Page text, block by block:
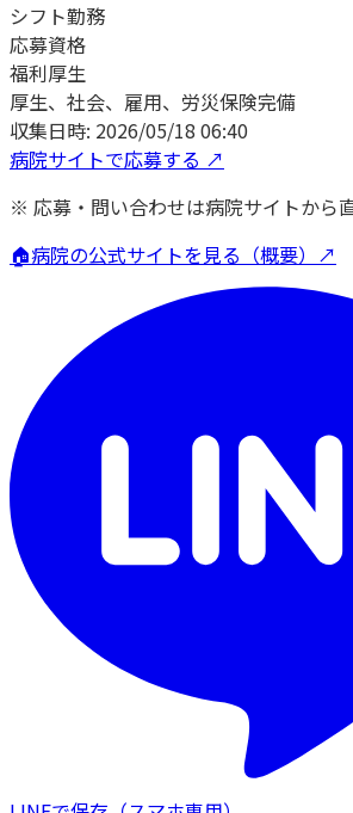
シフト勤務
応募資格
福利厚生
厚生、社会、雇用、労災保険完備
収集日時: 2026/05/18 06:40
病院サイトで応募する ↗
※ 応募・問い合わせは病院サイトから
🏠病院の公式サイトを見る（概要）↗